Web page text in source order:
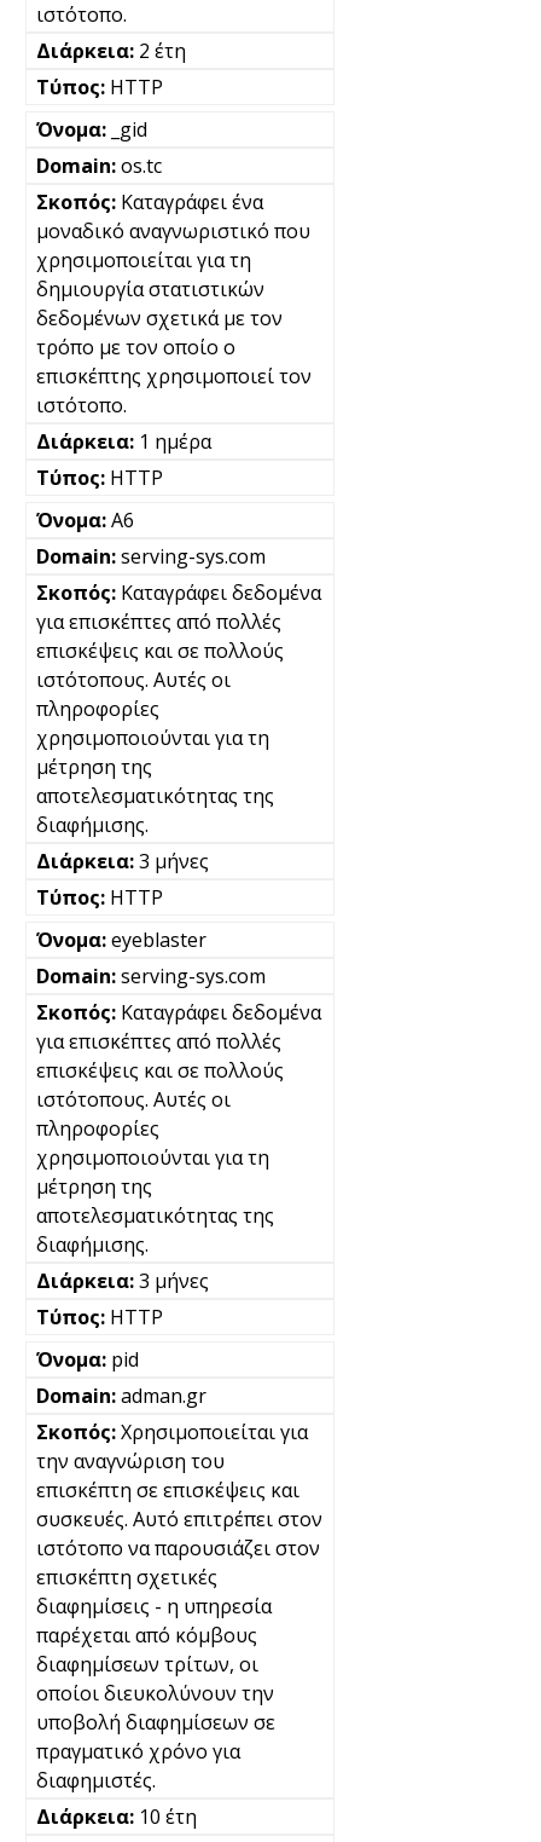
ιστότοπο.
2 έτη
HTTP
_gid
os.tc
Καταγράφει ένα
μοναδικό αναγνωριστικό που
χρησιμοποιείται για τη
δημιουργία στατιστικών
δεδομένων σχετικά με τον
τρόπο με τον οποίο ο
επισκέπτης χρησιμοποιεί τον
ιστότοπο.
1 ημέρα
HTTP
A6
serving-sys.com
Καταγράφει δεδομένα
για επισκέπτες από πολλές
επισκέψεις και σε πολλούς
ιστότοπους. Αυτές οι
πληροφορίες
χρησιμοποιούνται για τη
μέτρηση της
αποτελεσματικότητας της
διαφήμισης.
3 μήνες
HTTP
eyeblaster
serving-sys.com
Καταγράφει δεδομένα
για επισκέπτες από πολλές
επισκέψεις και σε πολλούς
ιστότοπους. Αυτές οι
πληροφορίες
χρησιμοποιούνται για τη
μέτρηση της
αποτελεσματικότητας της
διαφήμισης.
3 μήνες
HTTP
pid
adman.gr
Χρησιμοποιείται για
την αναγνώριση του
επισκέπτη σε επισκέψεις και
συσκευές. Αυτό επιτρέπει στον
ιστότοπο να παρουσιάζει στον
επισκέπτη σχετικές
διαφημίσεις - η υπηρεσία
παρέχεται από κόμβους
διαφημίσεων τρίτων, οι
οποίοι διευκολύνουν την
υποβολή διαφημίσεων σε
πραγματικό χρόνο για
διαφημιστές.
10 έτη